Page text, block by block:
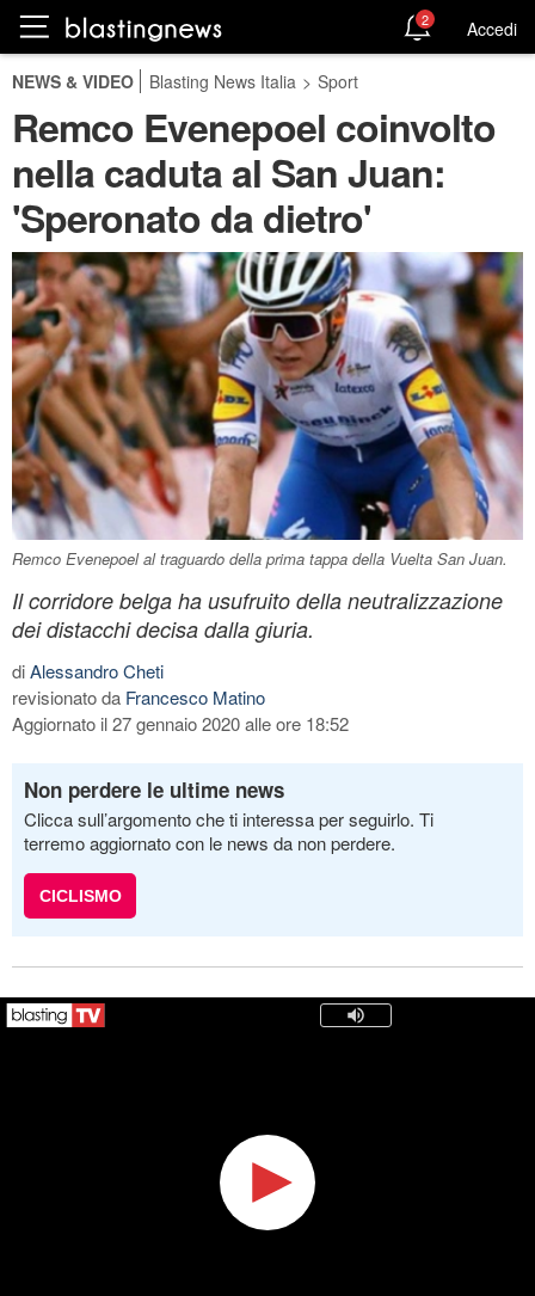
2 Accedi
NEWS & VIDEO Blasting News Italia > Sport
Remco Evenepoel coinvolto
nella caduta al San Juan:
'Speronato da dietro'
Remco Evenepoel al traguardo della prima tappa della Vuelta San Juan.
Il corridore belga ha usufruito della neutralizzazione
dei distacchi decisa dalla giuria.
diAlessandro Cheti
revisionato da Francesco Matino
Aggiornato il 27 gennaio 2020 alle ore 18:52
Non perdere le ultime news
Clicca sull’argomento che ti interessa per seguirlo. Ti
terremo aggiornato con le news da non perdere.
CICLISMO